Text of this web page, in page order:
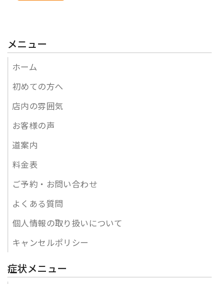
メニュー
ホーム
初めての方へ
店内の雰囲気
お客様の声
道案内
料金表
ご予約・お問い合わせ
よくある質問
個人情報の取り扱いについて
キャンセルポリシー
症状メニュー